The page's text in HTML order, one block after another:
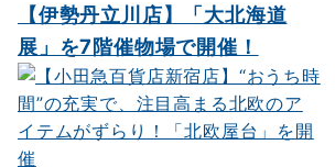
【伊勢丹立川店】「大北海道
展」を7階催物場で開催！